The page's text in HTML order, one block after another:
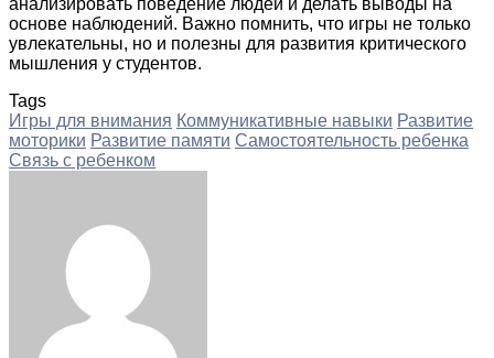
основе наблюдений. Важно помнить, что игры не только
увлекательны, но и полезны для развития критического
мышления у студентов.
Tags
Игры для внимания Коммуникативные навыки Развитие
моторики Развитие памяти Самостоятельность ребенка
Связь с ребенком